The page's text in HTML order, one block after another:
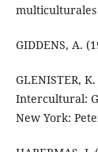
multiculturales
GIDDENS, A.
GLENISTER,
Intercultural:
New York: